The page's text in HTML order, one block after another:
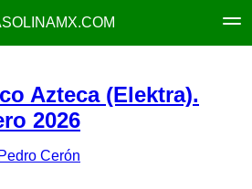
Azteca (Elektra).
2026
Pedro Cerón